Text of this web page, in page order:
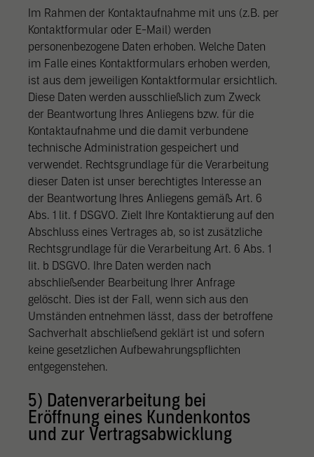
Im Rahmen der Kontaktaufnahme mit uns (z.B. per
Kontaktformular oder E-Mail) werden
personenbezogene Daten erhoben. Welche Daten
im Falle eines Kontaktformulars erhoben werden,
ist aus dem jeweiligen Kontaktformular ersichtlich.
Diese Daten werden ausschließlich zum Zweck
der Beantwortung Ihres Anliegens bzw. für die
Kontaktaufnahme und die damit verbundene
technische Administration gespeichert und
verwendet. Rechtsgrundlage für die Verarbeitung
dieser Daten ist unser berechtigtes Interesse an
der Beantwortung Ihres Anliegens gemäß Art. 6
Abs. 1 lit. f DSGVO. Zielt Ihre Kontaktierung auf den
Abschluss eines Vertrages ab, so ist zusätzliche
Rechtsgrundlage für die Verarbeitung Art. 6 Abs. 1
lit. b DSGVO. Ihre Daten werden nach
abschließender Bearbeitung Ihrer Anfrage
gelöscht. Dies ist der Fall, wenn sich aus den
Umständen entnehmen lässt, dass der betroffene
Sachverhalt abschließend geklärt ist und sofern
keine gesetzlichen Aufbewahrungspflichten
entgegenstehen.
5) Datenverarbeitung bei
Eröffnung eines Kundenkontos
und zur Vertragsabwicklung